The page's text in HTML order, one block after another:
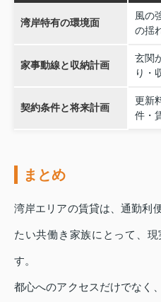
湾岸特有の環境面
風の
の揺
家事動線と収納計画
玄関
り・
契約条件と将来計画
更新
件・
まとめ
湾岸エリアの賃貸は、通勤利
たい共働き家族にとって、
す。
都心へのアクセスだけでなく